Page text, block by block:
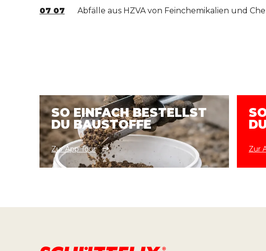
07 07 Abfälle aus HZVA von Feinchemikalien und
SO EINFACH BESTELLST
DU BAUSTOFFE
Zur App Tour Zur